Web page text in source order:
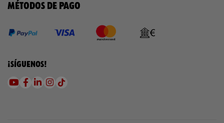
MÉTODOS DE PAGO
¡SÍGUENOS!